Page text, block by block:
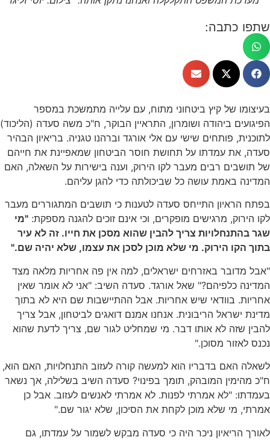
שתפו כתבה:
בעיצומו של קיץ ביטחוני מתוח, עם עלייה מתמשכת במספר
הפיגועים ביהודה ושומרון, התראיין הבוקר, ח"כ משה סעדה (הליכוד)
לתוכנית, פותחים שישי עם אלי אורגד וברהנו טגניה. בריאיון הבהיר
סעדה, את עמדתו על תחושת חוסר הביטחון שמאפיינת את חייהם
של תושבים רבים מעבר לקו הירוק, וענה בישירות על השאלה, האם
המדינה באמת עושה כל שביכולתה כדי להגן עליהם.
בפתח הראיון התייחס סעדה לטענות כי תושבים המתגוררים מעבר
לקו הירוק, מרגישים מופקרים, וכי אינם זוכים להגנה מספקת: "מי
שגר בהתנחלויות צריך להבין שהוא מסכן את חייו. זה לא עיר
בתוך הקו הירוק. מי שלא מוכן לסכן את עצמו, שלא יהיה שם."
"אבל מדובר באזרחים ישראלים, למה אין פה אחריות מלאה מצד
המדינה כלפיהם?" שאל אורגד. סעדה השיב: "אני לא אומר שאין
אחריות. בוודאי שיש אחריות. אבל ההתיישבות שם היא לא בתוך
מדינת ישראל הריבונית. אנחנו אמנם דואגים לביטחון, אבל צריך
להבין שזה לא אותו דבר. מי שמחליט לגור שם, צריך לדעת שהוא
נכנס לאזור מסוכן."
לשאלה האם בדבריו הוא למעשה קורה לעזוב התנחלויות, האם הוא,
ח"כ מהימין המובהק, תומך בפינוי? סעדה השיב בשלילה, אך נשאר
בעמדתו: "לא אמרתי לפנות. לא אמרתי לאנשים לעזוב. אבל כן
אמרתי, מי שלא מוכן לקחת את הסיכון, שלא יגור שם."
לאורך הריאיון ניכר היה כי סעדה מבקש לשמור על עמדתו, גם